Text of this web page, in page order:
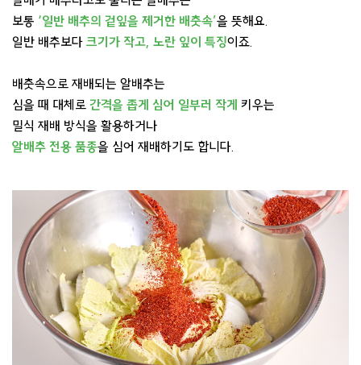
보통 ‘일반 배추의 겉잎을 제거한 배춧속’을 뜻해요.
일반 배추보다 크기가 작고, 노란 잎이 특징이죠.
배춧속으로 재배되는 알배추는
심을 때 대체로 간격을 좁게 심어 일부러 작게 키우는
밀식 재배 방식을 활용하거나
알배추 전용 품종을 심어 재배하기도 합니다.